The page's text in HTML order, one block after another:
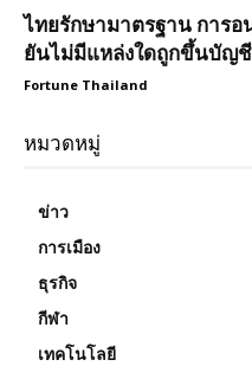
ไทยรักษามาตรฐาน การอ
ยันไม่มีแหล่งใดถูกขึ้นบัญ
Fortune Thailand
หมวดหมู่
ข่าว
การเมือง
ธุรกิจ
กีฬา
เทคโนโลยี